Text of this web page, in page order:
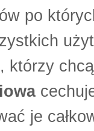
po
którzy
je